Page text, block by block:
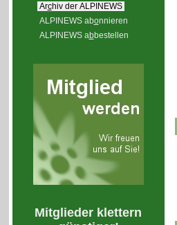
Archiv der ALPINEWS
ALPINEWS abonnieren
ALPINEWS abbestellen
Mitglieder klettern